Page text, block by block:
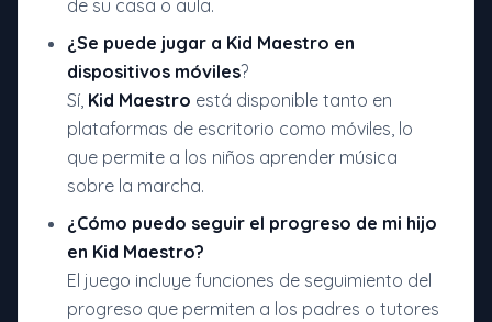
de su casa o aula.
¿Se puede jugar a Kid Maestro en
dispositivos móviles?
Sí, Kid Maestro está disponible tanto en
plataformas de escritorio como móviles, lo
que permite a los niños aprender música
sobre la marcha.
¿Cómo puedo seguir el progreso de mi hijo
en Kid Maestro?
El juego incluye funciones de seguimiento del
progreso que permiten a los padres o tutores